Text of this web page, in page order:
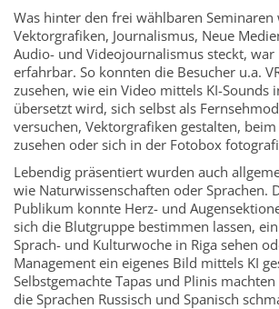
Was hinter den frei wählbaren Seminaren
Vektorgrafiken, Journalismus, Neue
Audio- und Videojournalismus steckt, war
erfahrbar. So konnten die Besucher u.a.
zusehen, wie ein Video mittels KI-Sounds
übersetzt wird, sich selbst als
versuchen, Vektorgrafiken gestalten,
zusehen oder sich in der Fotobox
Lebendig präsentiert wurden auch
wie Naturwissenschaften oder Sprachen.
Publikum konnte Herz- und
sich die Blutgruppe bestimmen lassen,
Sprach- und Kulturwoche in Riga sehen
Management ein eigenes Bild mittels KI
Selbstgemachte Tapas und Plinis
die Sprachen Russisch und Spanisch